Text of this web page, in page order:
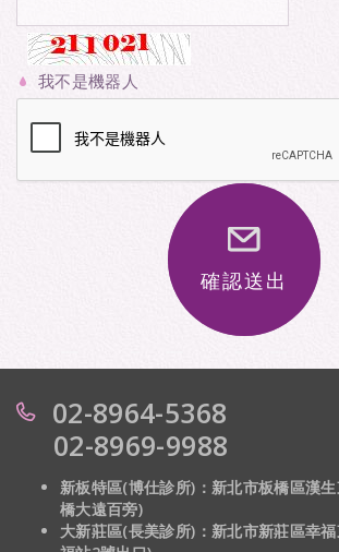
我不是機器人
確認送出
02-8964-5368
02-8969-9988
新板特區(博仕診所)：新北市板橋區漢
橋大遠百旁)
大新莊區(長美診所)： 新北市新莊區幸